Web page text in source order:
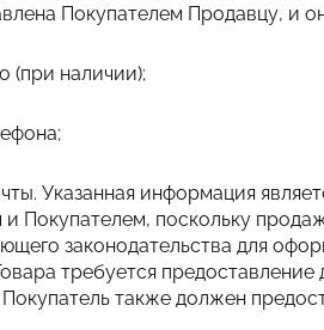
Покупателем Продавцу, и
(при наличии);
Указанная информация
Покупателем, поскольку
законодательства для
требуется
также должен